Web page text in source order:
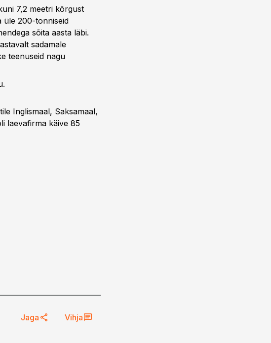
7,2 meetri kõrgust
üle 200-tonniseid
sõita aasta läbi.
sadamale
teenuseid nagu
Inglismaal, Saksamaal,
laevafirma käive 85
Jaga Vihja